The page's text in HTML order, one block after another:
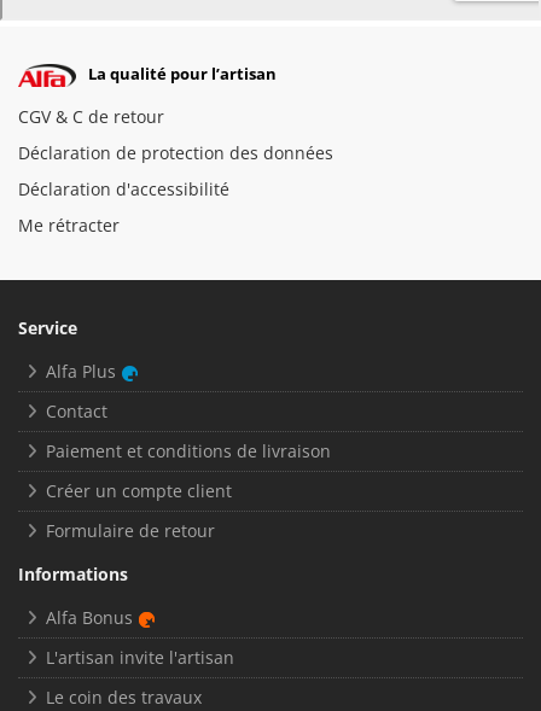
La qualité pour l’artisan
CGV & C de retour
Déclaration de protection des données
Déclaration d'accessibilité
Me rétracter
Service
Alfa Plus
Contact
Paiement et conditions de livraison
Créer un compte client
Formulaire de retour
Informations
Alfa Bonus
L'artisan invite l'artisan
Le coin des travaux